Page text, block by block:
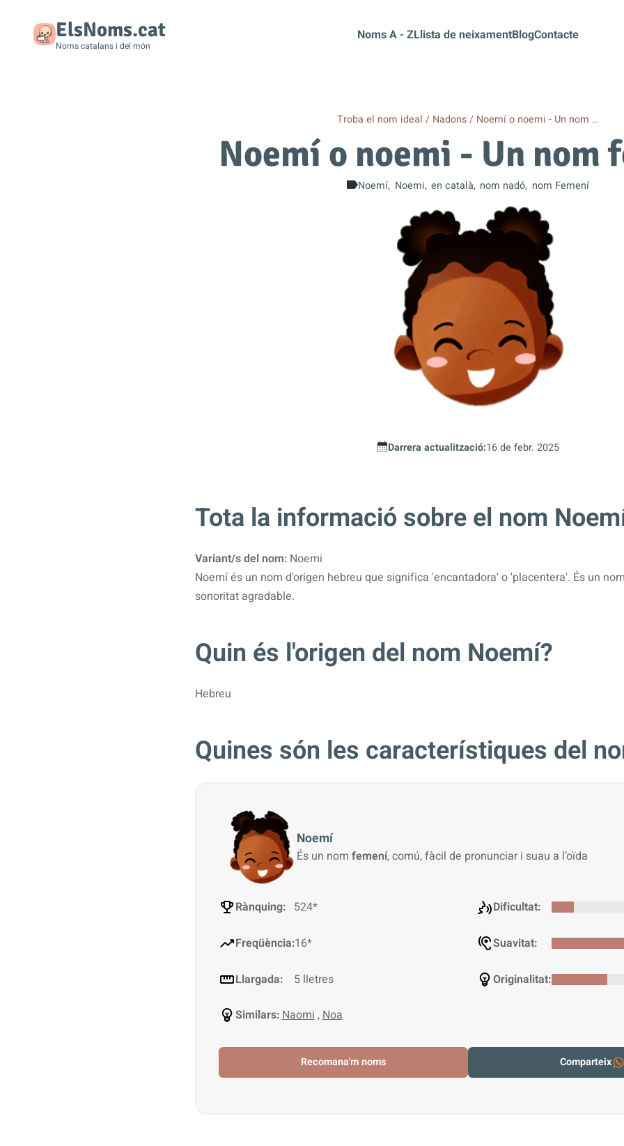
ElsNoms.cat
Noms catalans i del món
Noms A - ZLlista de neixamentBlogContacte
Troba el nom ideal Nadons Noemí o noemi - Un nom …
Noemí o noemi - Un nom
Noemí Noemi en català nom nadó nom Femení
Darrera actualització:16 de febr. 2025
Tota la informació sobre el nom
Variant/s del nom: Noemi
Noemí és un nom d'origen hebreu que significa 'encantadora' o 'placentera'. És un
sonoritat agradable.
Quin és l'origen del nom Noemí?
Hebreu
Quines són les característiques del
Rànquing: 524*
Freqüència:16*
Llargada: 5 lletres
Dificultat:
Suavitat:
Originalitat:
Similars: Naomi , Noa
Recomana'm noms Comparteix
Noemí
És un nom femení, comú, fàcil de pronunciar i suau a l’oïda